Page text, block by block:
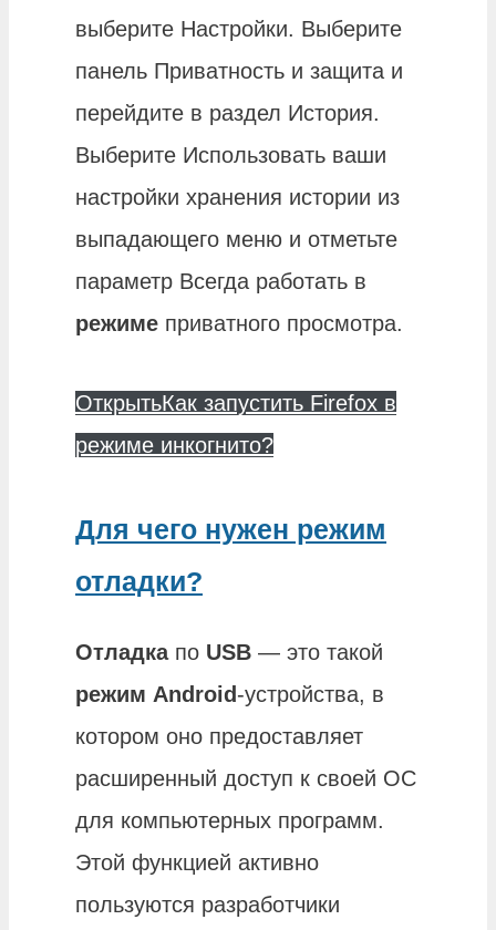
выберите Настройки. Выберите
панель Приватность и защита и
перейдите в раздел История.
Выберите Использовать ваши
настройки хранения истории из
выпадающего меню и отметьте
параметр Всегда работать в
режиме приватного просмотра.
ОткрытьКак запустить Firefox в
режиме инкогнито?
Для чего нужен режим
отладки?
Отладкапо USB — это такой
режим Android-устройства, в
котором оно предоставляет
расширенный доступ к своей ОС
для компьютерных программ.
Этой функцией активно
пользуются разработчики